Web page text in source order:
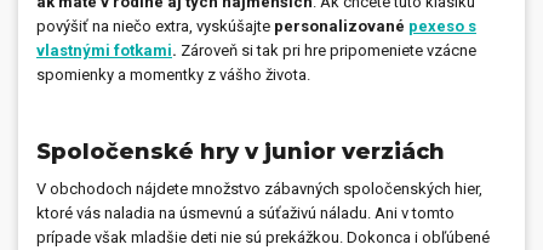
povýšiť na niečo extra, vyskúšajte personalizované pexeso s
vlastnými fotkami. Zároveň si tak pri hre pripomeniete vzácne
spomienky a momentky z vášho života.
Spoločenské hry v junior verziách
V obchodoch nájdete množstvo zábavných spoločenských hier,
ktoré vás naladia na úsmevnú a súťaživú náladu. Ani v tomto
prípade však mladšie deti nie sú prekážkou. Dokonca i obľúbené